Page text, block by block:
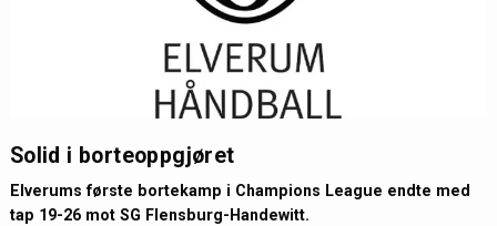
Solid i borteoppgjøret
Elverums første bortekamp i Champions League endte med
tap 19-26 mot SG Flensburg-Handewitt.